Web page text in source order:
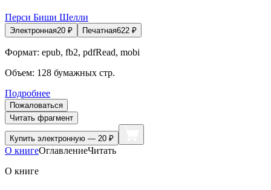
Перси Биши Шелли
Электронная20 ₽ Печатная622 ₽
Формат: epub, fb2, pdfRead, mobi
Объем: 128 бумажных стр.
Подробнее
Пожаловаться
Читать фрагмент
Купить электронную — 20 ₽
О книгеОглавлениеЧитать
О книге